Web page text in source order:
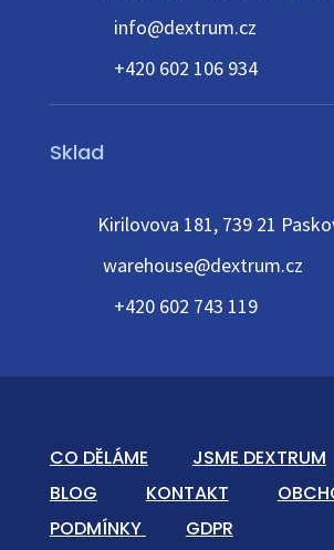
info@dextrum.cz
+420 602 106 934
Sklad
Kirilovova 181, 739 21
warehouse@dextrum.cz
+420 602 743 119
CO DĚLÁME JSME DEXTRUM
BLOG
KONTAKT
PODMÍNKY
GDPR